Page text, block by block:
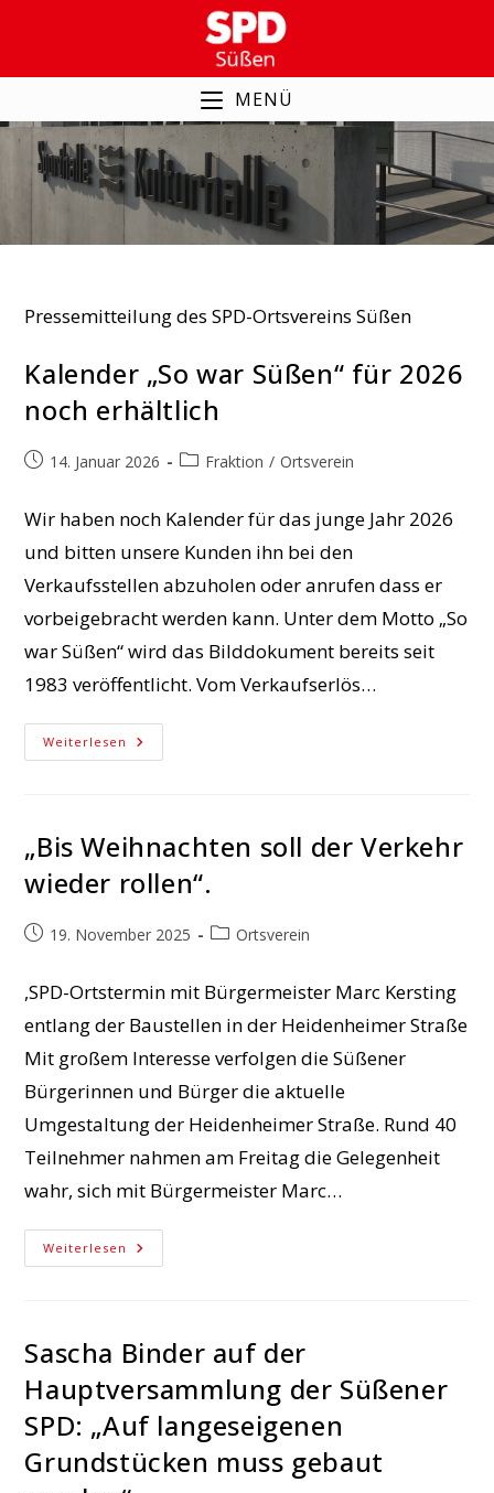
MENÜ
Ortsverein
Pressemitteilung des SPD-Ortsvereins Süßen
Kalender „So war Süßen“ für 2026
noch erhältlich
Beitrag14. Januar 2026
Beitrags-
Fraktion / Ortsverein
Wir haben noch Kalender für das junge Jahr 2026
und bitten unsere Kunden ihn bei den
Verkaufsstellen abzuholen oder anrufen dass er
vorbeigebracht werden kann. Unter dem Motto „So
war Süßen“ wird das Bilddokument bereits seit
1983 veröffentlicht. Vom Verkaufserlös…
Weiterlesen Kalender
„So
Noch
Erhältlich
„Bis Weihnachten soll der Verkehr
wieder rollen“.
Beitrag19. November 2025
Beitrags-
Ortsverein
,SPD-Ortstermin mit Bürgermeister Marc Kersting
entlang der Baustellen in der Heidenheimer Straße
Mit großem Interesse verfolgen die Süßener
Bürgerinnen und Bürger die aktuelle
Umgestaltung der Heidenheimer Straße. Rund 40
Teilnehmer nahmen am Freitag die Gelegenheit
wahr, sich mit Bürgermeister Marc…
Weiterlesen „Bis
Weihnachten
Rollen“.
Sascha Binder auf der
Hauptversammlung der Süßener
SPD: „Auf langeseigenen
Grundstücken muss gebaut